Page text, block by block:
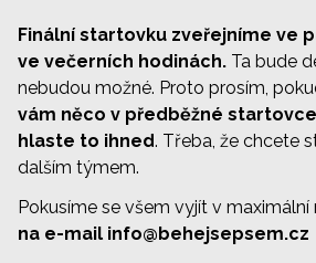
Finální startovku zveřejníme ve
ve večerních hodinách. Ta bude
nebudou možné. Proto prosím,
vám něco v předběžné
hlaste to ihned. Třeba, že chcete
dalším týmem.
Pokusíme se všem vyjít v maximální
na e-mail info@behejsepsem.cz